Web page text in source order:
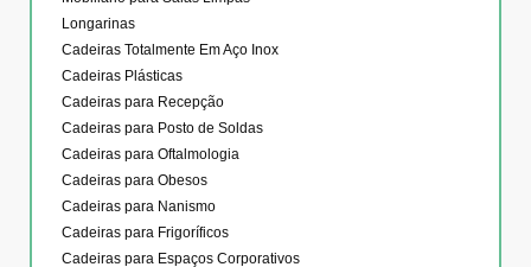
Longarinas
Cadeiras Totalmente Em Aço Inox
Cadeiras Plásticas
Cadeiras para Recepção
Cadeiras para Posto de Soldas
Cadeiras para Oftalmologia
Cadeiras para Obesos
Cadeiras para Nanismo
Cadeiras para Frigoríficos
Cadeiras para Espaços Corporativos